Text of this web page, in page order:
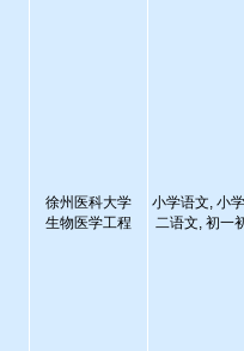
徐州医科大学
生物医学工程
小学语文, 小
二语文, 初一